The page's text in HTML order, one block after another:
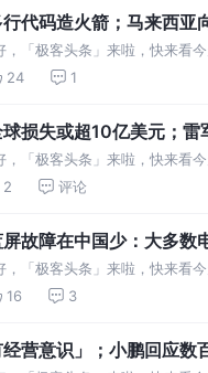
代码造火箭；马来西亚
「极客头条」来啦，快来看
小米招聘无人车测试安全员：
24 1
损失或超10亿美元；
「极客头条」来啦，快来看
播」，聊聊演讲背后的故事 豆
2 评论
故障在中国少：大多
条
「极客头条」来啦，快来看
鸿祎谈为何微软蓝屏故障在中
16 3
营意识」；小鹏回应